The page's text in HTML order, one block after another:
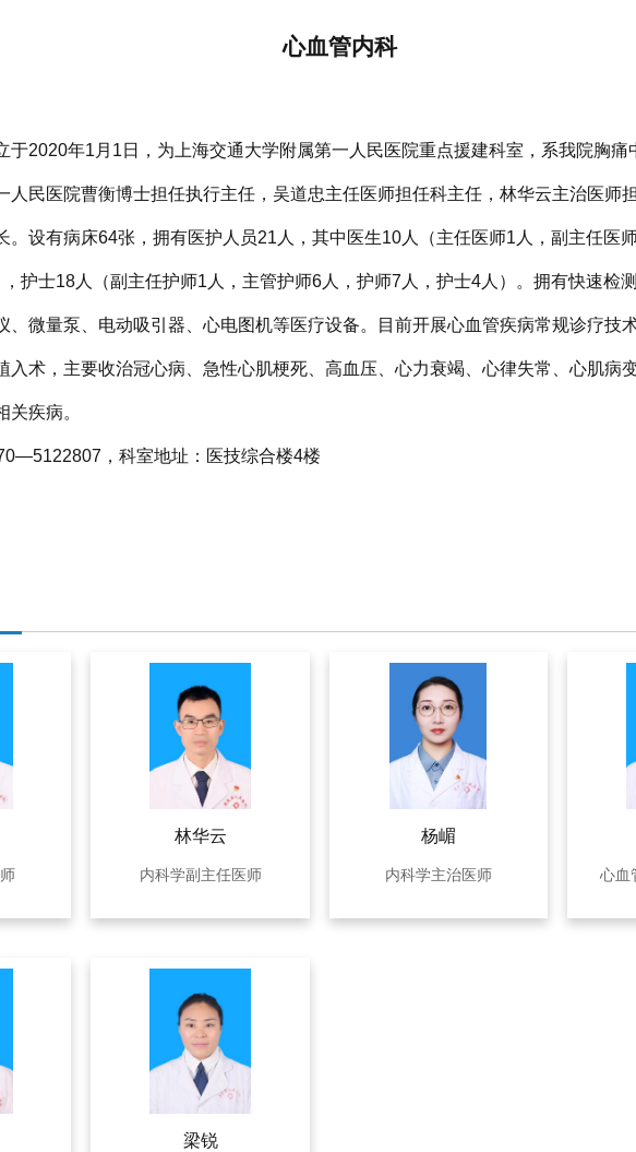
心血管内科
于2020年1月1日，为上海交通大学附属第一人民医院重点援建科室，系我院胸痛
人民医院曹衡博士担任执行主任，吴道忠主任医师担任科主任，林华云主治医师
。设有病床64张，拥有医护人员21人，其中医生10人（主任医师1人，副主任医
护士18人（副主任护师1人，主管护师6人，护师7人，护士4人）。拥有快速检
、微量泵、电动吸引器、心电图机等医疗设备。目前开展心血管疾病常规诊疗技
入术，主要收治冠心病、急性心肌梗死、高血压、心力衰竭、心律失常、心肌病
关疾病。
，科室地址：医技综合楼4楼
林华云
内科学副主任医师
杨嵋
内科学主治医师 心血
梁锐